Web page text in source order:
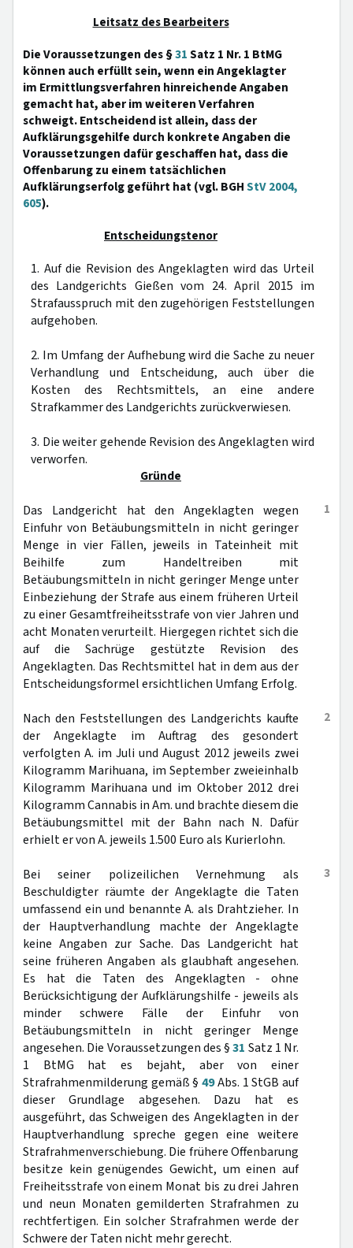
Leitsatz des Bearbeiters
Die Voraussetzungen des §31Satz 1 Nr. 1 BtMG
können auch erfüllt sein, wenn ein Angeklagter
im Ermittlungsverfahren hinreichende Angaben
gemacht hat, aber im weiteren Verfahren
schweigt. Entscheidend ist allein, dass der
Aufklärungsgehilfe durch konkrete Angaben die
Voraussetzungen dafür geschaffen hat, dass die
Offenbarung zu einem tatsächlichen
Aufklärungserfolg geführt hat (vgl. BGHStV 2004,
605).
Entscheidungstenor
1. Auf die Revision des Angeklagten wird das Urteil
des Landgerichts Gießen vom 24. April 2015 im
Strafausspruch mit den zugehörigen Feststellungen
aufgehoben.
2. Im Umfang der Aufhebung wird die Sache zu neuer
Verhandlung und Entscheidung, auch über die
Kosten des Rechtsmittels, an eine andere
Strafkammer des Landgerichts zurückverwiesen.
3. Die weiter gehende Revision des Angeklagten wird
verworfen.
Gründe
1
Das Landgericht hat den Angeklagten wegen
Einfuhr von Betäubungsmitteln in nicht geringer
Menge in vier Fällen, jeweils in Tateinheit mit
Beihilfe zum Handeltreiben mit
Betäubungsmitteln in nicht geringer Menge unter
Einbeziehung der Strafe aus einem früheren Urteil
zu einer Gesamtfreiheitsstrafe von vier Jahren und
acht Monaten verurteilt. Hiergegen richtet sich die
auf die Sachrüge gestützte Revision des
Angeklagten. Das Rechtsmittel hat in dem aus der
Entscheidungsformel ersichtlichen Umfang Erfolg.
2
Nach den Feststellungen des Landgerichts kaufte
der Angeklagte im Auftrag des gesondert
verfolgten A. im Juli und August 2012 jeweils zwei
Kilogramm Marihuana, im September zweieinhalb
Kilogramm Marihuana und im Oktober 2012 drei
Kilogramm Cannabis in Am. und brachte diesem die
Betäubungsmittel mit der Bahn nach N. Dafür
erhielt er von A. jeweils 1.500 Euro als Kurierlohn.
3
Bei seiner polizeilichen Vernehmung als
Beschuldigter räumte der Angeklagte die Taten
umfassend ein und benannte A. als Drahtzieher. In
der Hauptverhandlung machte der Angeklagte
keine Angaben zur Sache. Das Landgericht hat
seine früheren Angaben als glaubhaft angesehen.
Es hat die Taten des Angeklagten - ohne
Berücksichtigung der Aufklärungshilfe - jeweils als
minder schwere Fälle der Einfuhr von
Betäubungsmitteln in nicht geringer Menge
angesehen. Die Voraussetzungen des §31 Satz 1 Nr.
1 BtMG hat es bejaht, aber von einer
Strafrahmenmilderung gemäß §49Abs. 1 StGB auf
dieser Grundlage abgesehen. Dazu hat es
ausgeführt, das Schweigen des Angeklagten in der
Hauptverhandlung spreche gegen eine weitere
Strafrahmenverschiebung. Die frühere Offenbarung
besitze kein genügendes Gewicht, um einen auf
Freiheitsstrafe von einem Monat bis zu drei Jahren
und neun Monaten gemilderten Strafrahmen zu
rechtfertigen. Ein solcher Strafrahmen werde der
Schwere der Taten nicht mehr gerecht.